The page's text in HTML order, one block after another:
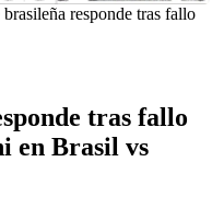
responde tras fallo
tras fallo
en Brasil vs